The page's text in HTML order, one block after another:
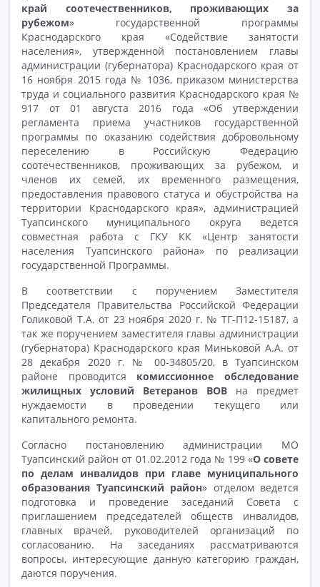
край соотечественников, проживающих за
рубежом» государственной программы
Краснодарского края «Содействие занятости
населения», утвержденной постановлением главы
администрации (губернатора) Краснодарского края от
16 ноября 2015 года № 1036, приказом министерства
труда и социального развития Краснодарского края №
917 от 01 августа 2016 года «Об утверждении
регламента приема участников государственной
программы по оказанию содействия добровольному
переселению в Российскую Федерацию
соотечественников, проживающих за рубежом, и
членов их семей, их временного размещения,
предоставления правового статуса и обустройства на
территории Краснодарского края», администрацией
Туапсинского муниципального округа ведется
совместная работа с ГКУ КК «Центр занятости
населения Туапсинского района» по реализации
государственной Программы.
В соответствии с поручением Заместителя
Председателя Правительства Российской Федерации
Голиковой Т.А. от 23 ноября 2020 г. № ТГ-П12-15187, а
так же поручением заместителя главы администрации
(губернатора) Краснодарского края Миньковой А.А. от
28 декабря 2020 г. № 00-34805/20, в Туапсинском
районе проводится
комиссионное обследование
жилищных условий Ветеранов ВОВ
на предмет
нуждаемости в проведении текущего или
капитального ремонта.
Согласно постановлению администрации МО
Туапсинский район от 01.02.2012 года № 199 «О совете
по делам инвалидов при главе муниципального
образования Туапсинский район» отделом ведется
подготовка и проведение заседаний Совета с
приглашением председателей обществ инвалидов,
главных врачей, руководителей организаций по
согласованию. На заседаниях рассматриваются
вопросы, интересующие данную категорию граждан,
даются поручения.